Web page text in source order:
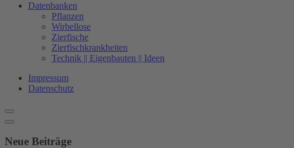
Datenbanken
Pflanzen
Wirbellose
Zierfische
Zierfischkrankheiten
Technik || Eigenbauten || Ideen
Impressum
Datenschutz
Neue Beiträge